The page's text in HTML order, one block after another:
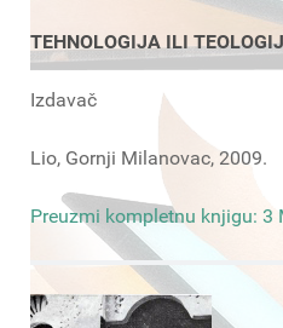
TEHNOLOGIJA ILI
Izdavač
Lio, Gornji Milanovac, 2009.
Preuzmi kompletnu knjigu: